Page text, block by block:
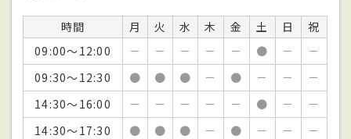
時間 月 火 水 木 金 土 日
祝
09:00～12:00
－ － － － － ● －
－
09:30～12:30
● ● ● － ● － －
－
14:30～16:00
－ － － － － ● －
－
14:30～17:30
● ● ● － ● － － －